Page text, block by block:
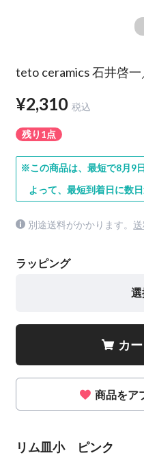
teto ceramics 石井啓
¥2,310 税込
残り1点
※この商品は、最短で8月9
よって、最短到着日に数
別途送料がかかります。
ラッピング
選
カ
商品をア
リム皿小 ピンク